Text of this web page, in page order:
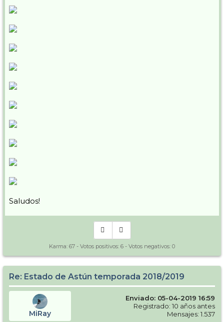
Saludos!
Karma: 67 - Votos positivos: 6 - Votos negativos: 0
Re: Estado de Astún temporada 2018/2019
MiRay
Enviado: 05-04-2019 16:59
Registrado: 10 años antes
Mensajes: 1.537